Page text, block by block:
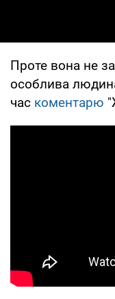
Проте вона не
особлива
час коментарю